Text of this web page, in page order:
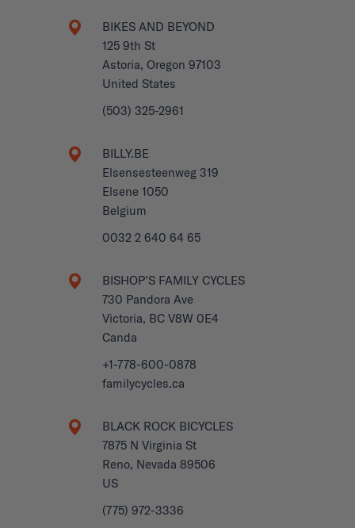
BIKES AND BEYOND
125 9th St
Astoria, Oregon 97103
United States
(503) 325-2961
BILLY.BE
Elsensesteenweg 319
Elsene 1050
Belgium
0032 2 640 64 65
BISHOP’S FAMILY CYCLES
730 Pandora Ave
Victoria, BC V8W 0E4
Canda
+1-778-600-0878
familycycles.ca
BLACK ROCK BICYCLES
7875 N Virginia St
Reno, Nevada 89506
US
(775) 972-3336